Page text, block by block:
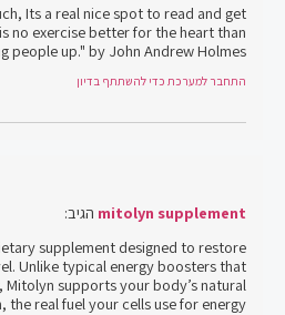
Its a real nice spot to read and get
no exercise better for the heart than
people up." by John Andrew Holmes.
התחבר למערכת כדי להשתתף בדיון
mitolyn supplement הגיב:
supplement designed to restore
Unlike typical energy boosters that
Mitolyn supports your body’s natural
the real fuel your cells use for energy.